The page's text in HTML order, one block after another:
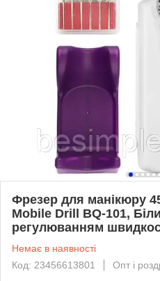
Фрезер для манікюру
Mobile Drill BQ-101,
регулюванням
Немає в наявності
Код: 23456613801
Опт і